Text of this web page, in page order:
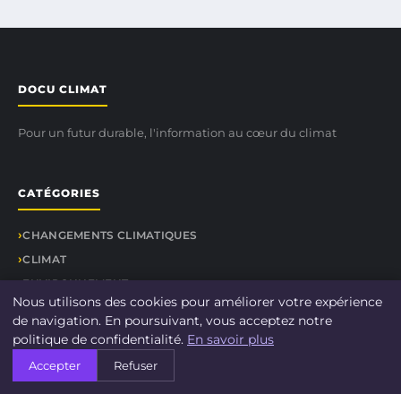
DOCU CLIMAT
Pour un futur durable, l'information au cœur du climat
CATÉGORIES
CHANGEMENTS CLIMATIQUES
CLIMAT
ENVIRONNEMENT
INNOVATIONS VERTES
POLITIQUES ENVIRONNEMENTALES
ÉCOLOGIE
Nous utilisons des cookies pour améliorer votre expérience
de navigation. En poursuivant, vous acceptez notre
politique de confidentialité. En savoir plus
Accepter Refuser